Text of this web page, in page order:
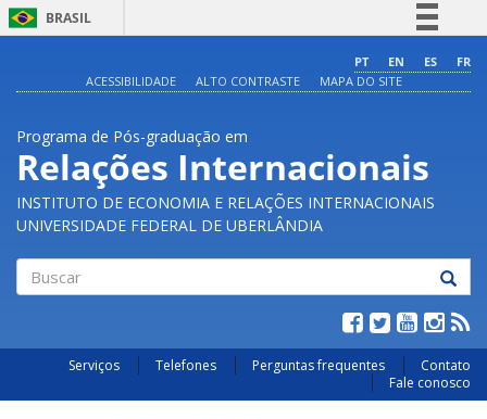
BRASIL
Comunica BR
Acesso à informação
Legislação
PT EN ES
FR
ACESSIBILIDADE
ALTO CONTRASTE MAPA DO SITE
Programa de Pós-graduação em
Relações Internacionais
INSTITUTO DE ECONOMIA E RELAÇÕES INTERNACIONAIS
UNIVERSIDADE FEDERAL DE UBERLÂNDIA
Serviços Telefones Perguntas frequentes
Contato
Fale conosco